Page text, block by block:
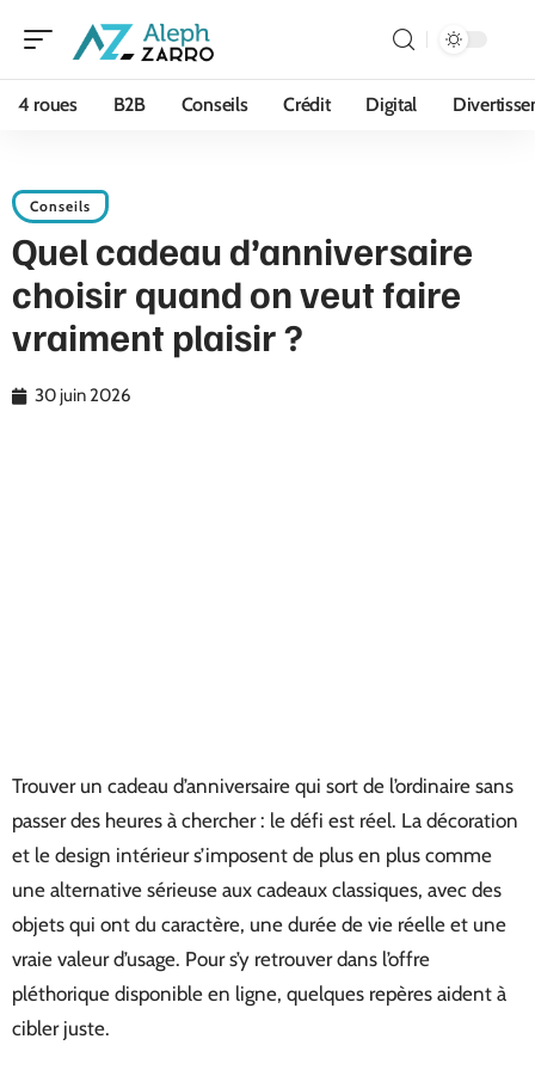
4 roues B2B Conseils Crédit Digital
Conseils
Quel cadeau d’anniversaire
choisir quand on veut faire
vraiment plaisir ?
30 juin 2026
Trouver un cadeau d’anniversaire qui sort de l’ordinaire sans
passer des heures à chercher : le défi est réel. La décoration
et le design intérieur s’imposent de plus en plus comme
une alternative sérieuse aux cadeaux classiques, avec des
objets qui ont du caractère, une durée de vie réelle et une
vraie valeur d’usage. Pour s’y retrouver dans l’offre
pléthorique disponible en ligne, quelques repères aident à
cibler juste.